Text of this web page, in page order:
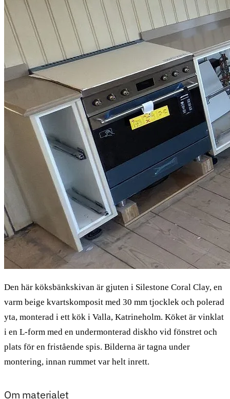
Den här köksbänkskivan är gjuten i Silestone Coral Clay, en
varm beige kvartskomposit med 30 mm tjocklek och polerad
yta, monterad i ett kök i Valla, Katrineholm. Köket är vinklat
i en L-form med en undermonterad diskho vid fönstret och
plats för en fristående spis. Bilderna är tagna under
montering, innan rummet var helt inrett.
Om materialet